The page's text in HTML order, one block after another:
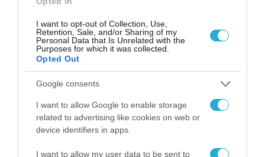
I want to opt-out of Collection, Use,
Retention, Sale, and/or Sharing of my
Personal Data that Is Unrelated with the
Purposes for which it was collected.
Opted Out
Google consents
I want to allow Google to enable storage
related to advertising like cookies on web or
device identifiers in apps.
I want to allow my user data to be sent to
31.07.2026
Η πιο ταξιδιάρικη
βαλίτσα του φετινού
καλοκαιριού έχει την
υπογραφή της Xiaomi
31.07.2026
ΟΛΗ Η ΡΟΗ ΕΙΔΗΣΕΩΝ